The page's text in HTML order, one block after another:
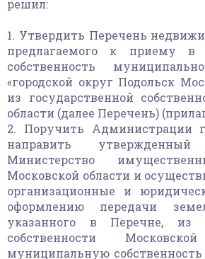
решил:
1. Утвердить Перечень
предлагаемого к приему в
собственность
«городской округ Подольск
из государственной
области (далее Перечень)
2. Поручить Администрации
направить
Министерство
Московской области и
организационные и
оформлению передачи
указанного в Перечне, из
собственности
муниципальную